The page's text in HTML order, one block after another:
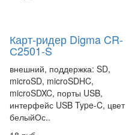
Карт-ридер Digma CR-
С2501-S
внешний, поддержка: SD,
microSD, microSDHC,
microSDXC, порты USB,
интерфейс USB Type-C, цвет
белыйОс..